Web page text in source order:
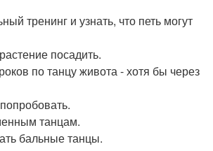
тренинг и узнать, что петь могут
посадить.
по танцу живота - хотя бы через
танцам.
бальные танцы.